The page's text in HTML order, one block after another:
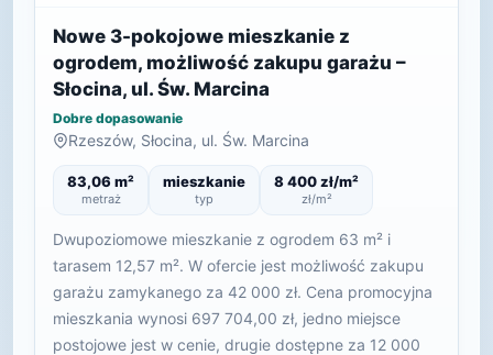
Nowe 3-pokojowe mieszkanie z
ogrodem, możliwość zakupu garażu –
Słocina, ul. Św. Marcina
Dobre dopasowanie
Rzeszów, Słocina, ul. Św. Marcina
83,06 m²
metraż
mieszkanie
typ
8 400 zł/m²
zł/m²
Dwupoziomowe mieszkanie z ogrodem 63 m² i
tarasem 12,57 m². W ofercie jest możliwość zakupu
garażu zamykanego za 42 000 zł. Cena promocyjna
mieszkania wynosi 697 704,00 zł, jedno miejsce
postojowe jest w cenie, drugie dostępne za 12 000